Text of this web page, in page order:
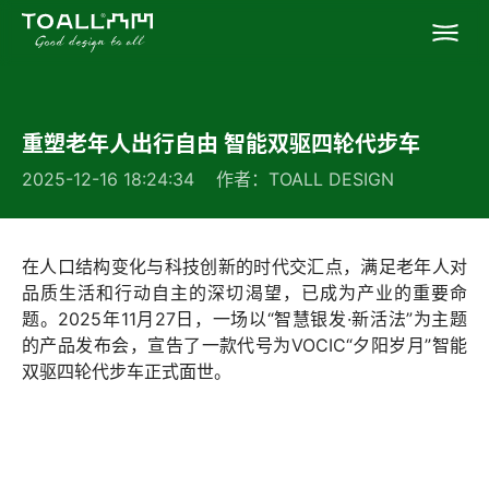
关于我们
专业服务
成功案例
联系凸凹
重塑老年人出行自由 智能双驱四轮代步车
2025-12-16 18:24:34 作者：TOALL DESIGN
在人口结构变化与科技创新的时代交汇点，满足老年人对
品质生活和行动自主的深切渴望，已成为产业的重要命
题。2025年11月27日，一场以“智慧银发·新活法”为主题
的产品发布会，宣告了一款代号为VOCIC“夕阳岁月”智能
双驱四轮代步车正式面世。